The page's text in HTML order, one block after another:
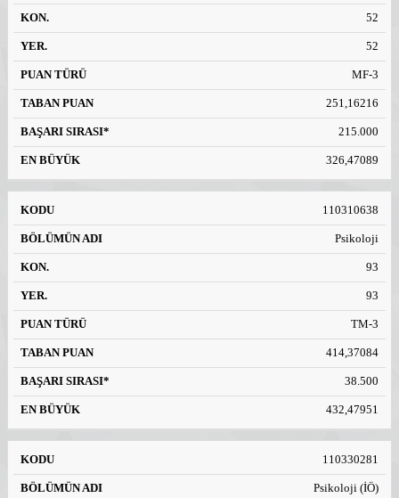
52
52
MF-3
251,16216
215.000
326,47089
110310638
Psikoloji
93
93
TM-3
414,37084
38.500
432,47951
110330281
Psikoloji (İÖ)